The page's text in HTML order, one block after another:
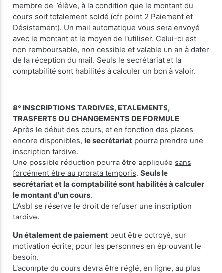
membre de l’élève, à la condition que le montant du
cours soit totalement soldé (cfr point 2 Paiement et
Désistement). Un mail automatique vous sera envoyé
avec le montant et le moyen de l'utiliser. Celui-ci est
non remboursable, non cessible et valable un an à dater
de la réception du mail. Seuls le secrétariat et la
comptabilité sont habilités à calculer un bon à valoir.
8° INSCRIPTIONS TARDIVES, ETALEMENTS,
TRASFERTS OU CHANGEMENTS DE FORMULE
Après le début des cours, et en fonction des places
encore disponibles, le secrétariat pourra prendre une
inscription tardive.
Une possible réduction pourra être appliquée sans
forcément être au prorata temporis. Seuls le
secrétariat et la comptabilité sont habilités à calculer
le montant d'un cours.
L’Asbl se réserve le droit de refuser une inscription
tardive.
Un étalement de paiement peut être octroyé, sur
motivation écrite, pour les personnes en éprouvant le
besoin.
L'acompte du cours devra être réglé, en ligne, au plus